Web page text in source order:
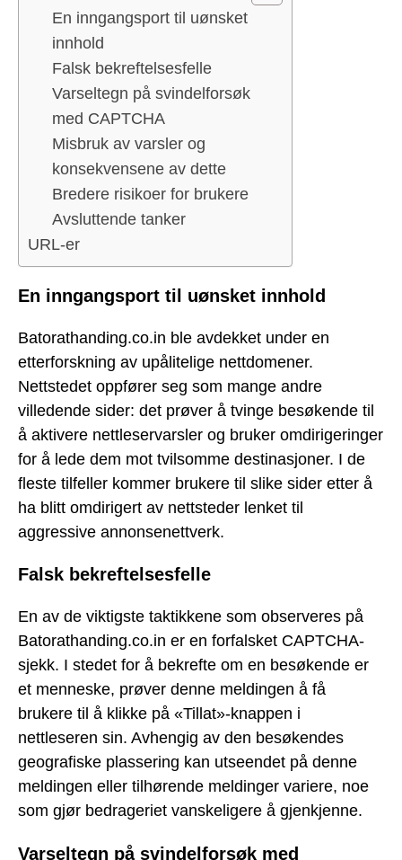
En inngangsport til uønsket
innhold
Falsk bekreftelsesfelle
Varseltegn på svindelforsøk
med CAPTCHA
Misbruk av varsler og
konsekvensene av dette
Bredere risikoer for brukere
Avsluttende tanker
URL-er
En inngangsport til uønsket innhold
Batorathanding.co.in ble avdekket under en
etterforskning av upålitelige nettdomener.
Nettstedet oppfører seg som mange andre
villedende sider: det prøver å tvinge besøkende til
å aktivere nettleservarsler og bruker omdirigeringer
for å lede dem mot tvilsomme destinasjoner. I de
fleste tilfeller kommer brukere til slike sider etter å
ha blitt omdirigert av nettsteder lenket til
aggressive annonsenettverk.
Falsk bekreftelsesfelle
En av de viktigste taktikkene som observeres på
Batorathanding.co.in er en forfalsket CAPTCHA-
sjekk. I stedet for å bekrefte om en besøkende er
et menneske, prøver denne meldingen å få
brukere til å klikke på «Tillat»-knappen i
nettleseren sin. Avhengig av den besøkendes
geografiske plassering kan utseendet på denne
meldingen eller tilhørende meldinger variere, noe
som gjør bedrageriet vanskeligere å gjenkjenne.
Varseltegn på svindelforsøk med